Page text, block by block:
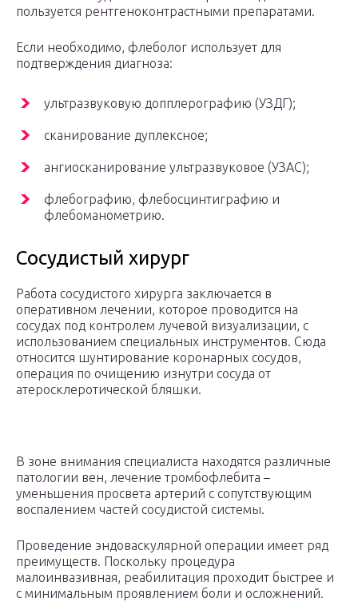
пользуется рентгеноконтрастными препаратами.
Если необходимо, флеболог использует для
подтверждения диагноза:
ультразвуковую допплерографию (УЗДГ);
сканирование дуплексное;
ангиосканирование ультразвуковое (УЗАС);
флебографию, флебосцинтиграфию и
флебоманометрию.
Сосудистый хирург
Работа сосудистого хирурга заключается в
оперативном лечении, которое проводится на
сосудах под контролем лучевой визуализации, с
использованием специальных инструментов. Сюда
относится шунтирование коронарных сосудов,
операция по очищению изнутри сосуда от
атеросклеротической бляшки.
В зоне внимания специалиста находятся различные
патологии вен, лечение тромбофлебита –
уменьшения просвета артерий с сопутствующим
воспалением частей сосудистой системы.
Проведение эндоваскулярной операции имеет ряд
преимуществ. Поскольку процедура
малоинвазивная, реабилитация проходит быстрее и
с минимальным проявлением боли и осложнений.